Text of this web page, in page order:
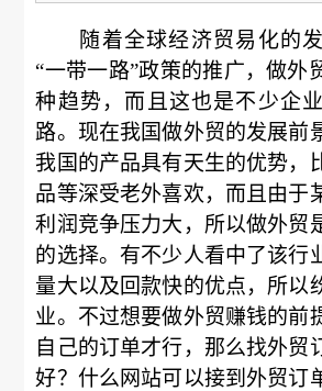
随着全球经济贸易化的
“一带一路”政策的推广，做外
种趋势，而且这也是不少企
路。现在我国做外贸的发展前
我国的产品具有天生的优势，
品等深受老外喜欢，而且由于
利润竞争压力大，所以做外贸
的选择。有不少人看中了该行
量大以及回款快的优点，所以
业。不过想要做外贸赚钱的前
自己的订单才行，那么找外贸
好？什么网站可以接到外贸订